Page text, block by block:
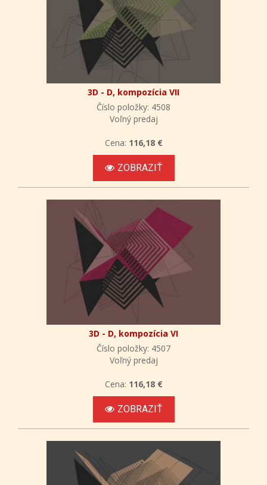
3D - D, kompozícia VII
Číslo položky: 4508
Voľný predaj
Cena: 116,18 €
ZOBRAZIŤ
3D - D, kompozícia VI
Číslo položky: 4507
Voľný predaj
Cena: 116,18 €
ZOBRAZIŤ